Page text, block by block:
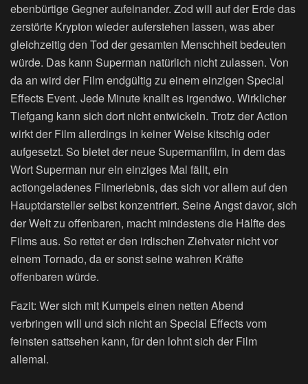
ebenbürtige Gegner aufeinander. Zod will auf der Erde das
zerstörte Krypton wieder auferstehen lassen, was aber
gleichzeitig den Tod der gesamten Menschheit bedeuten
würde. Das kann Superman natürlich nicht zulassen. Von
da an wird der Film endgültig zu einem einzigen Special
Effects Event. Jede Minute knallt es irgendwo. Wirklicher
Tiefgang kann sich dort nicht entwickeln. Trotz der Action
wirkt der Film allerdings in keiner Weise kitschig oder
aufgesetzt. So bietet der neue Supermanfilm, in dem das
Wort Superman nur ein einziges Mal fällt, ein
actiongeladenes Filmerlebnis, das sich vor allem auf den
Hauptdarsteller selbst konzentriert. Seine Angst davor, sich
der Welt zu offenbaren, macht mindestens die Hälfte des
Films aus. So rettet er den irdischen Ziehvater nicht vor
einem Tornado, da er sonst seine wahren Kräfte
offenbaren würde.
Fazit: Wer sich mit Kumpels einen netten Abend
verbringen will und sich nicht an Special Effects vom
feinsten sattsehen kann, für den lohnt sich der Film
allemal.